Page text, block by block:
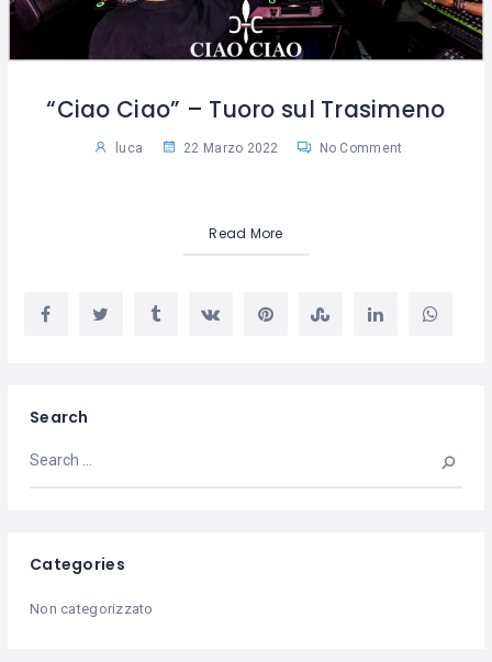
“Ciao Ciao” – Tuoro sul Trasimeno
luca 22 Marzo 2022 No Comment
Read More
Search
Categories
Non categorizzato